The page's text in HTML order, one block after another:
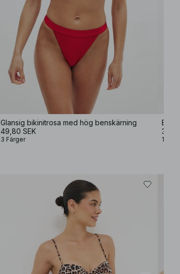
Glansig bikinitrosa med hög benskärning
49,80 SEK
3 Färger 1 Färg